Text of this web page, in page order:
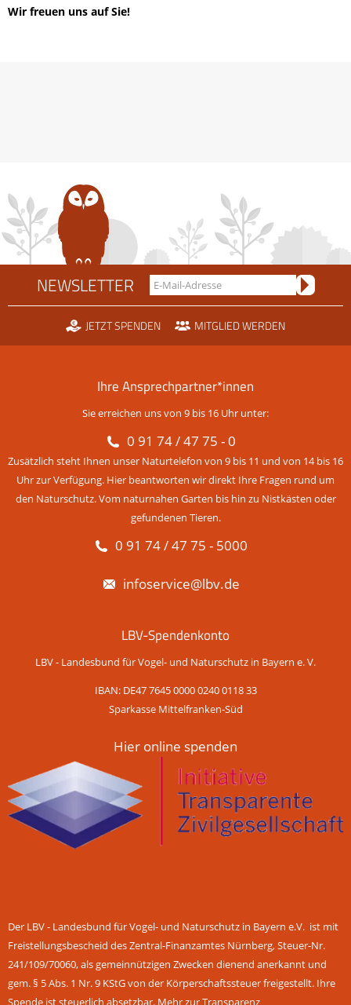
Wir freuen uns auf Sie!
NEWSLETTER
JETZT SPENDEN MITGLIED WERDEN
Ihre Ansprechpartner*innen
Sie erreichen uns von 9 bis 16 Uhr unter:
0 91 74 / 47 75 - 0
Zusätzlich steht Ihnen unser Naturtelefon von 9 bis 11 und von 14 bis 16
Uhr zur Verfügung. Hier beantworten wir direkt Ihre Fragen rund um
den Naturschutz. Vom naturnahen Garten bis hin zu Nistkästen oder
gefundenen Tieren.
0 91 74 / 47 75 - 5000
infoservice@lbv.de
LBV-Spendenkonto
LBV - Landesbund für Vogel- und Naturschutz in Bayern e. V.
IBAN: DE47 7645 0000 0240 0118 33
Sparkasse Mittelfranken-Süd
Hier online spenden
Der LBV - Landesbund für Vogel- und Naturschutz in Bayern e.V. ist mit
Freistellungsbescheid des Zentral-Finanzamtes Nürnberg, Steuer-Nr.
241/109/70060, als gemeinnützigen Zwecken dienend anerkannt und
gem. § 5 Abs. 1 Nr. 9 KStG von der Körperschaftssteuer freigestellt. Ihre
Spende ist steuerlich absetzbar. Mehr zur Transparenz